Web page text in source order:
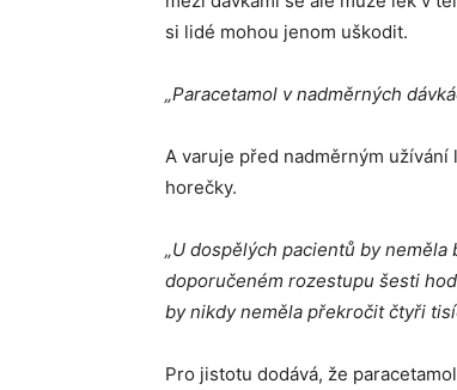
si lidé mohou jenom uškodit.
„Paracetamol v nadměrných
A varuje před nadměrným
horečky.
„U dospělých pacientů by neměla
doporučeném rozestupu šesti
by nikdy neměla překročit čtyři
Pro jistotu dodává, že